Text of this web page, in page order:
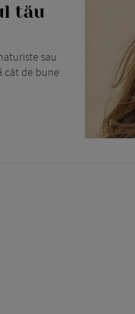
tău
sau
cât de bune